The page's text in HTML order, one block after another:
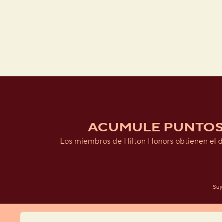
ACUMULE
Los miembros de Hilton Honors obtienen el